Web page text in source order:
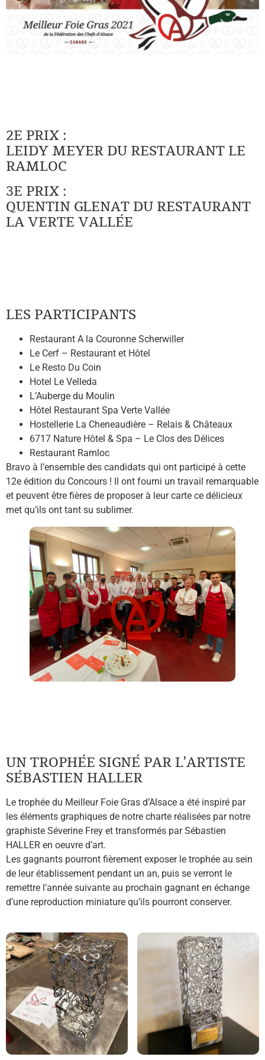
2E PRIX :
LEIDY MEYER DU RESTAURANT LE
RAMLOC
3E PRIX :
QUENTIN GLENAT DU RESTAURANT
LA VERTE VALLÉE
LES PARTICIPANTS
Restaurant A la Couronne Scherwiller
Le Cerf – Restaurant et Hôtel
Le Resto Du Coin
Hotel Le Velleda
L’Auberge du Moulin
Hôtel Restaurant Spa Verte Vallée
Hostellerie La Cheneaudière – Relais & Châteaux
6717 Nature Hôtel & Spa – Le Clos des Délices
Restaurant Ramloc
Bravo à l’ensemble des candidats qui ont participé à cette
12e édition du Concours ! Il ont fourni un travail remarquable
et peuvent être fières de proposer à leur carte ce délicieux
met qu’ils ont tant su sublimer.
UN TROPHÉE SIGNÉ PAR L’ARTISTE
SÉBASTIEN HALLER
Le trophée du Meilleur Foie Gras d’Alsace a été inspiré par
les éléments graphiques de notre charte réalisées par notre
graphiste Séverine Frey et transformés par Sébastien
HALLER en oeuvre d’art.
Les gagnants pourront fièrement exposer le trophée au sein
de leur établissement pendant un an, puis se verront le
remettre l’année suivante au prochain gagnant en échange
d’une reproduction miniature qu’ils pourront conserver.